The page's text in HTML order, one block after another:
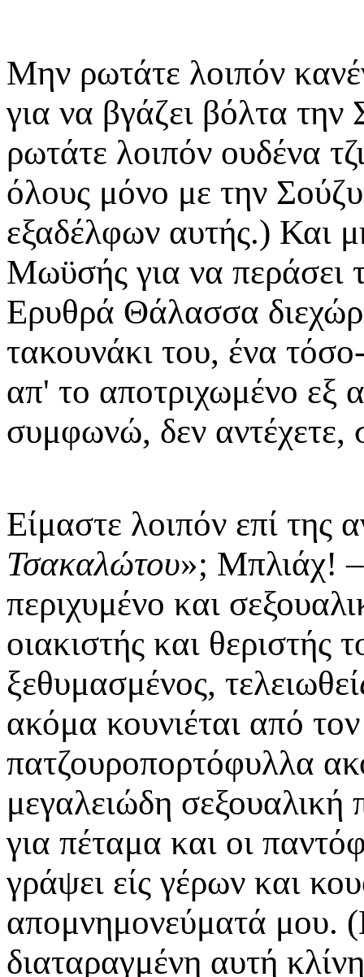
Μην ρωτάτε λοιπόν
για να βγάζει βόλτα
ρωτάτε λοιπόν ουδένα
όλους μόνο με την
εξαδέλφων αυτής.) Και
Μωϋσής για να περάσει
Ερυθρά Θάλασσα
τακουνάκι του, ένα
απ' το αποτριχωμένο εξ
συμφωνώ, δεν αντέχετε,
Είμαστε λοιπόν επί της
Τσακαλώτου»; Μπλιάχ! –
περιχυμένο και
οιακιστής και θεριστής
ξεθυμασμένος,
ακόμα κουνιέται από
πατζουροπορτόφυλλα
μεγαλειώδη σεξουαλική
για πέταμα και οι
γράψει είς γέρων και
απομνημονεύματά μου.
διαταραγμένη αυτή